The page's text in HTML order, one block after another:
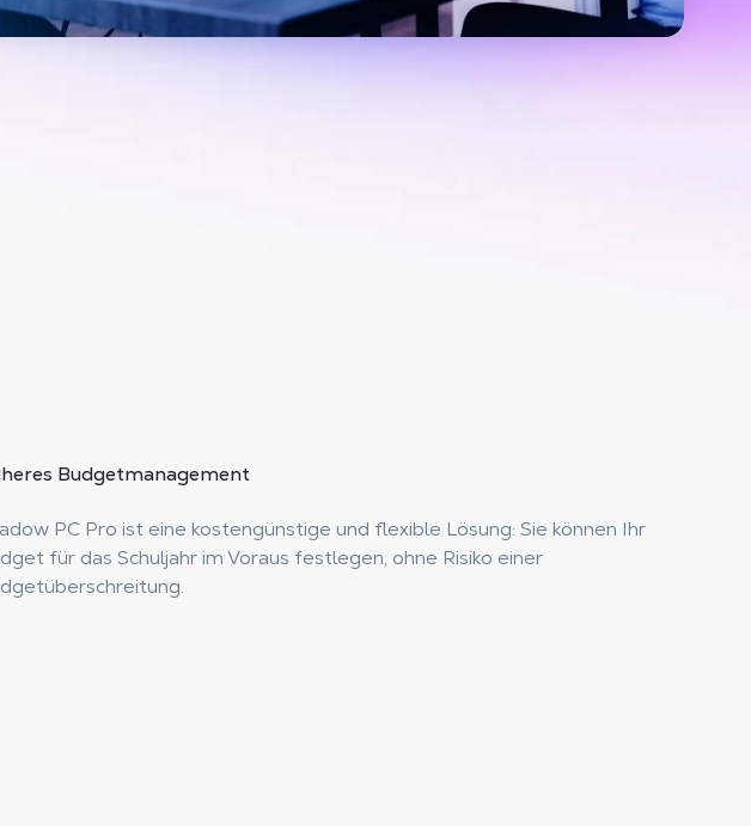
Budgetmanagement
PC Pro ist eine kostengünstige und flexible Lösung: Sie können Ihr
für das Schuljahr im Voraus festlegen, ohne Risiko einer